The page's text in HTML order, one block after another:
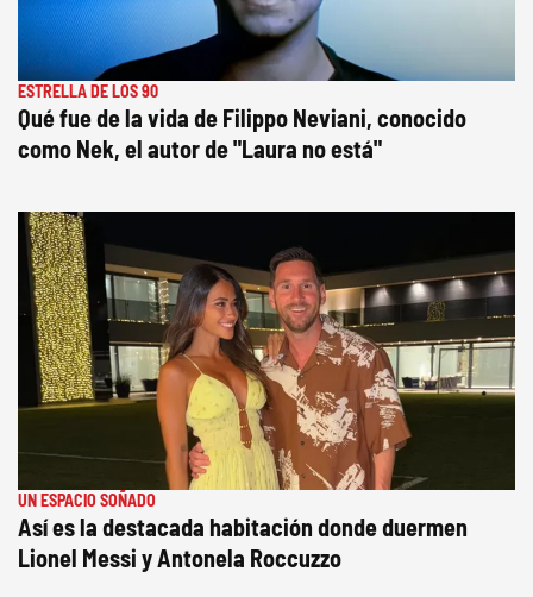
ESTRELLA DE LOS 90
Qué fue de la vida de Filippo Neviani, conocido
como Nek, el autor de "Laura no está"
UN ESPACIO SOÑADO
Así es la destacada habitación donde duermen
Lionel Messi y Antonela Roccuzzo